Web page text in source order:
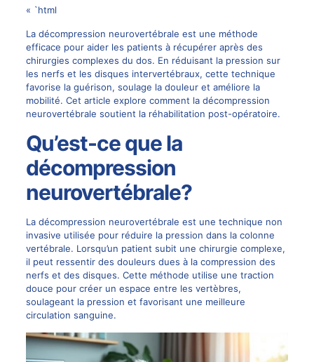
« `html
La décompression neurovertébrale est une méthode
efficace pour aider les patients à récupérer après des
chirurgies complexes du dos. En réduisant la pression sur
les nerfs et les disques intervertébraux, cette technique
favorise la guérison, soulage la douleur et améliore la
mobilité. Cet article explore comment la décompression
neurovertébrale soutient la réhabilitation post-opératoire.
Qu’est-ce que la
décompression
neurovertébrale?
La décompression neurovertébrale est une technique non
invasive utilisée pour réduire la pression dans la colonne
vertébrale. Lorsqu’un patient subit une chirurgie complexe,
il peut ressentir des douleurs dues à la compression des
nerfs et des disques. Cette méthode utilise une traction
douce pour créer un espace entre les vertèbres,
soulageant la pression et favorisant une meilleure
circulation sanguine.